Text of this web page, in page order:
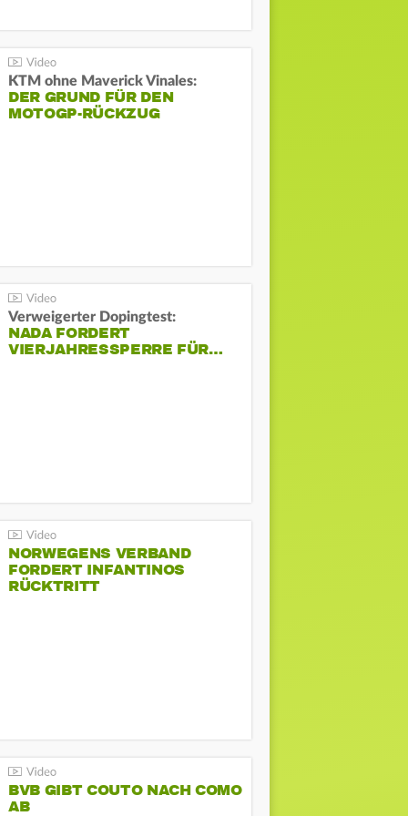
KTM ohne Maverick Vinales:
DER GRUND FÜR DEN
MOTOGP-RÜCKZUG
Verweigerter Dopingtest:
NADA FORDERT
VIERJAHRESSPERRE FÜR…
NORWEGENS VERBAND
FORDERT INFANTINOS
RÜCKTRITT
BVB GIBT COUTO NACH COMO
AB